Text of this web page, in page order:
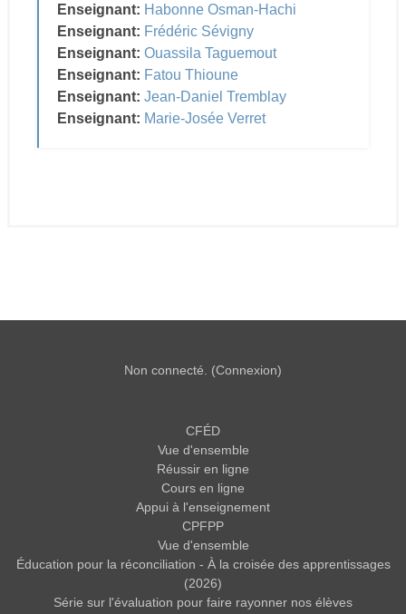
Enseignant: Habonne Osman-Hachi
Enseignant: Frédéric Sévigny
Enseignant: Ouassila Taguemout
Enseignant: Fatou Thioune
Enseignant: Jean-Daniel Tremblay
Enseignant: Marie-Josée Verret
Non connecté. (Connexion)
CFÉD
Vue d'ensemble
Réussir en ligne
Cours en ligne
Appui à l'enseignement
CPFPP
Vue d'ensemble
Éducation pour la réconciliation - À la croisée des apprentissages
(2026)
Série sur l'évaluation pour faire rayonner nos élèves